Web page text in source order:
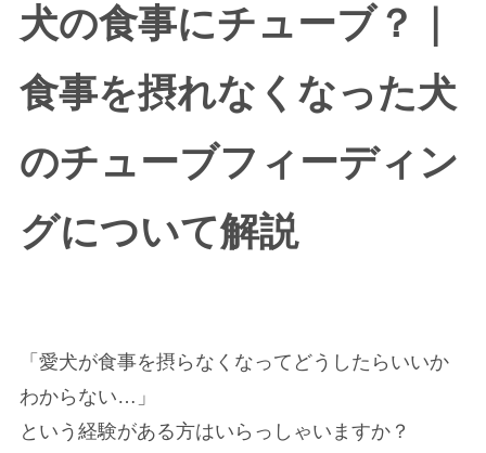
犬の食事にチューブ？｜
食事を摂れなくなった犬
のチューブフィーディン
グについて解説
「愛犬が食事を摂らなくなってどうしたらいいか
わからない…」
という経験がある方はいらっしゃいますか？